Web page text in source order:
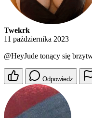
Twekrk
11 października 2023
@HeyJude tonący się
Odpowiedz